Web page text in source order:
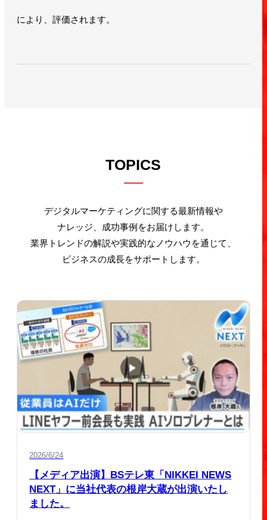
により、評価されます。
TOPICS
デジタルマーケティングに関する最新情報や
ナレッジ、成功事例をお届けします。
業界トレンドの解説や実践的なノウハウを通じて、
ビジネスの成長をサポートします。
2026/6/24
【メディア出演】BSテレ東「NIKKEI NEWS
NEXT」に当社代表の根岸大蔵が出演いたし
ました。